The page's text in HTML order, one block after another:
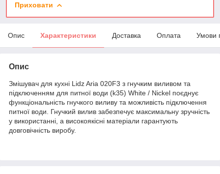
Приховати
Опис Характеристики Доставка Оплата Умови
Опис
Змішувач для кухні Lidz Aria 020F3 з гнучким виливом та
підключенням для питної води (k35) White / Nickel поєднує
функціональність гнучкого виливу та можливість підключення
питної води. Гнучкий вилив забезпечує максимальну зручність
у використанні, а високоякісні матеріали гарантують
довговічність виробу.